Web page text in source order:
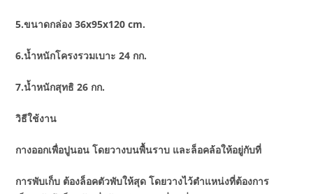
5.ขนาดกล่อง 36x95x120 cm.
6.น้ำหนักโครงรวมเบาะ 24 กก.
7.น้ำหนักสุทธิ 26 กก.
วิธีใช้งาน
กางออกเพื่อปูนอน โดยวางบนพื้นราบ และล็อคล้อให้อยู่กับที่
การพับเก็บ ต้องล็อคตัวพับให้สุด โดยวางไว้ตำแหน่งที่ต้องการ